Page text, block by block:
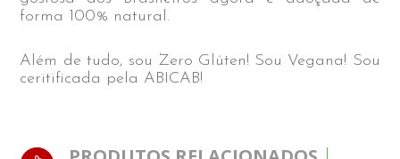
forma 100% natural.
Além de tudo, sou Zero Glúten! Sou Vegana! Sou
ceritificada pela ABICAB!